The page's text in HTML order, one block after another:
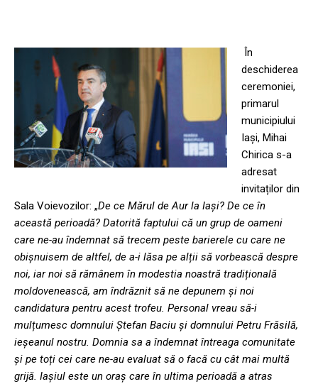
În
deschiderea
ceremoniei,
primarul
municipiului
Iași, Mihai
Chirica s-a
adresat
invitaților din
Sala Voievozilor: „De ce Mărul de Aur la Iași? De ce în
această perioadă? Datorită faptului că un grup de oameni
care ne-au îndemnat să trecem peste barierele cu care ne
obișnuisem de altfel, de a-i lăsa pe alții să vorbească despre
noi, iar noi să rămânem în modestia noastră tradițională
moldovenească, am îndrăznit să ne depunem și noi
candidatura pentru acest trofeu. Personal vreau să-i
mulțumesc domnului Ștefan Baciu și domnului Petru Frăsilă,
ieșeanul nostru. Domnia sa a îndemnat întreaga comunitate
și pe toți cei care ne-au evaluat să o facă cu cât mai multă
grijă. Iașiul este un oraș care în ultima perioadă a atras